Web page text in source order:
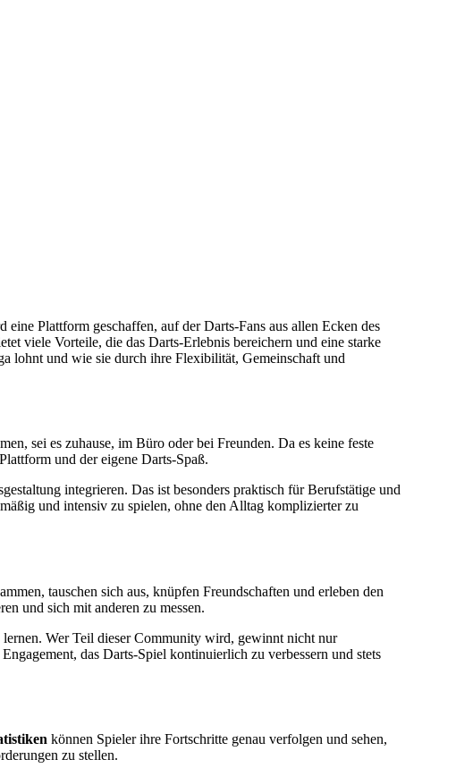
eine Plattform geschaffen, auf der Darts-Fans aus allen Ecken des
viele Vorteile, die das Darts-Erlebnis bereichern und eine starke
lohnt und wie sie durch ihre Flexibilität, Gemeinschaft und
sei es zuhause, im Büro oder bei Freunden. Da es keine feste
und der eigene Darts-Spaß.
integrieren. Das ist besonders praktisch für Berufstätige und
und intensiv zu spielen, ohne den Alltag komplizierter zu
tauschen sich aus, knüpfen Freundschaften und erleben den
und sich mit anderen zu messen.
Wer Teil dieser Community wird, gewinnt nicht nur
das Darts-Spiel kontinuierlich zu verbessern und stets
können Spieler ihre Fortschritte genau verfolgen und sehen,
zu stellen.